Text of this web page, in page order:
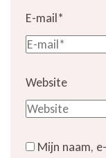
E-mail*
Website
Mijn naam,